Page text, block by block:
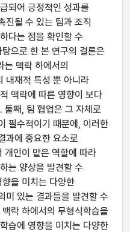
되어 긍정적인 성과를
진될 수 있는 팀과 조직
다는 점을 확인할 수
으로 한 본 연구의 결론은
는 맥락 하에서의
내재적 특성 뿐 아니라
맥락에 따른 영향이 보다
둘째, 팀 협업은 그 자체로
필수적이기 때문에, 이러한
과에 중요한 요소로
개인이 맡은 역할에 따라
는 양상을 발견할 수
을 미치는 다양한
미 있는 결과들을 발견할 수
락 하에서의 무형식학습을
습에 영향을 미치는 다양한